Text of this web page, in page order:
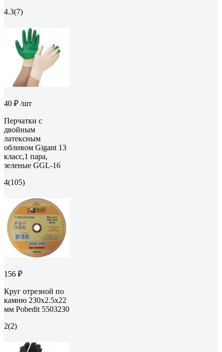
4.3(7)
40 ₽ /шт
Перчатки с
двойным
латексным
обливом Gigant 13
класс,1 пара,
зеленые GGL-16
4(105)
156 ₽
Круг отрезной по
камню 230x2.5x22
мм Pobedit 5503230
2(2)